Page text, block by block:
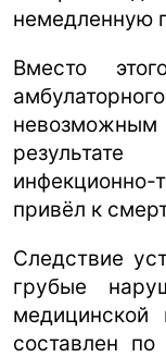
немедленную
Вместо
привёл к
Следствие
грубые
медицинской
составлен